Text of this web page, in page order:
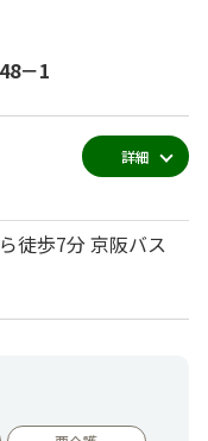
－1
徒歩7分 京阪バス
詳細